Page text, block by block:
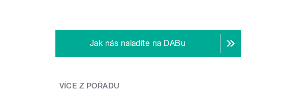
Jak nás naladíte na DABu
VÍCE Z POŘADU